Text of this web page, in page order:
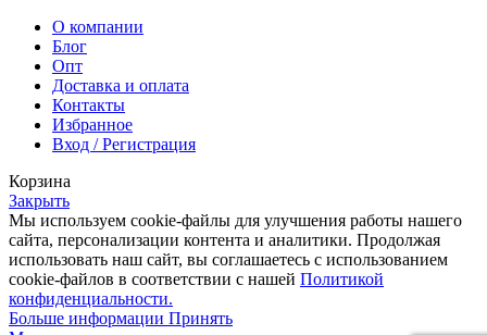
О компании
Блог
Опт
Доставка и оплата
Контакты
Избранное
Вход / Регистрация
Корзина
Закрыть
Мы используем cookie-файлы для улучшения работы нашего
сайта, персонализации контента и аналитики. Продолжая
использовать наш сайт, вы соглашаетесь с использованием
cookie-файлов в соответствии с нашей Политикой
конфиденциальности.
Больше информации Принять